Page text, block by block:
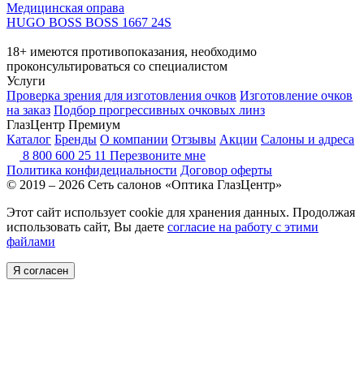
Медицинская оправа
HUGO BOSS BOSS 1667 24S
18+ имеются противопоказания, необходимо
проконсультироваться со специалистом
Услуги
Проверка зрения для изготовления очков Изготовление очков
на заказ Подбор прогрессивных очковых линз
ГлазЦентр Премиум
Каталог Бренды О компании Отзывы Акции Салоны и адреса
8 800 600 25 11 Перезвоните мне
Политика конфидециальности Договор оферты
© 2019 – 2026 Сеть салонов «Оптика ГлазЦентр»
Этот сайт использует cookie для хранения данных. Продолжая
использовать сайт, Вы даете согласие на работу с этими
файлами
Я согласен